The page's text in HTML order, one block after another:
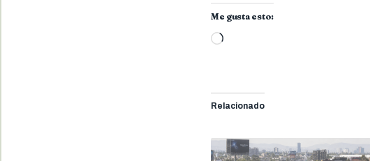
Me gusta esto:
Cargando...
Relacionado